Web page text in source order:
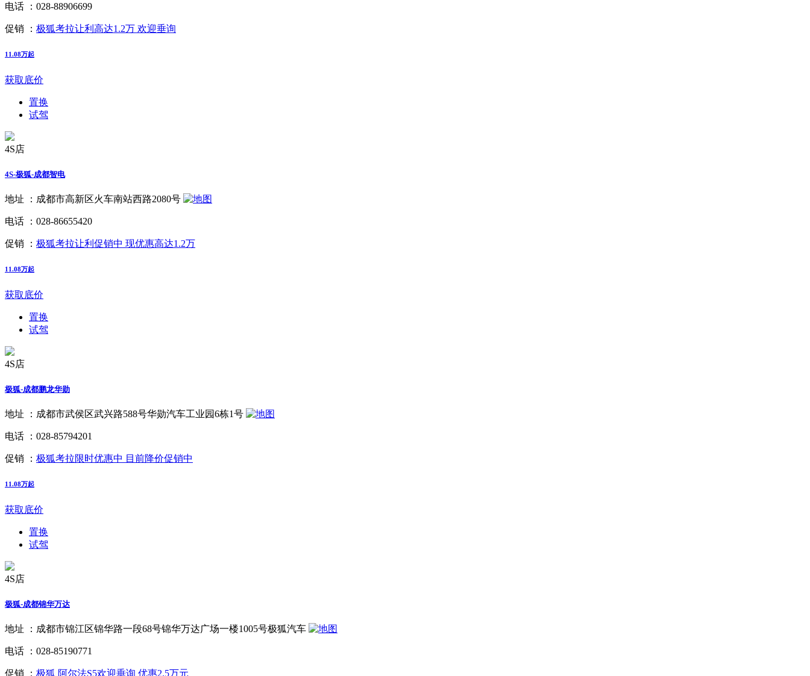
电话 ： 028-88906699
促销 ： 极狐考拉让利高达1.2万 欢迎垂询
11.08万起
获取底价
置换
试驾
4S店
4S-极狐-成都智电
地址 ： 成都市高新区火车南站西路2080号
电话 ： 028-86655420
促销 ： 极狐考拉让利促销中 现优惠高达1.2万
11.08万起
获取底价
置换
试驾
4S店
极狐-成都鹏龙华勋
地址 ： 成都市武侯区武兴路588号华勋汽车工业园6栋1号
电话 ： 028-85794201
促销 ： 极狐考拉限时优惠中 目前降价促销中
11.08万起
获取底价
置换
试驾
4S店
极狐-成都锦华万达
地址 ： 成都市锦江区锦华路一段68号锦华万达广场一楼1005号极狐汽车
电话 ： 028-85190771
促销 ： 极狐 阿尔法S5欢迎垂询 优惠2.5万元